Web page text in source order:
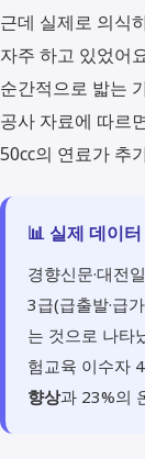
근데 실제로 의식
자주 하고 있었어
순간적으로 밟는
공사 자료에 따르
50cc의 연료가 추
📊 실제 데이터
경향신문·대전
3급(급출발·급
는 것으로 나타
험교육 이수자
향상과 23%의